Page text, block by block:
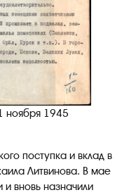
ноября 1945
поступка и вклад в
Литвинова. В мае
вновь назначили